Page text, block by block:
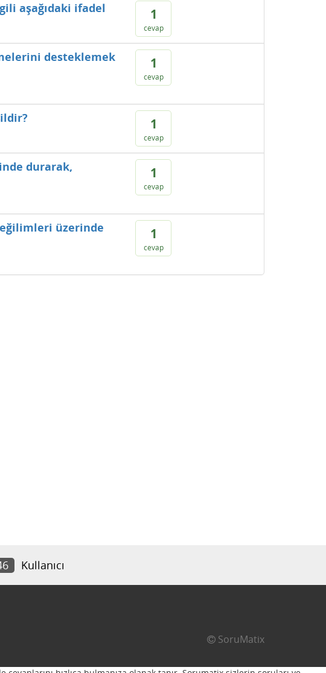
1
cevap
aşağıdaki ifadel
1
cevap
desteklemek
1
cevap
1
cevap
durarak,
1
cevap
eğilimleri üzerinde
Kullanıcı
SoruMatix